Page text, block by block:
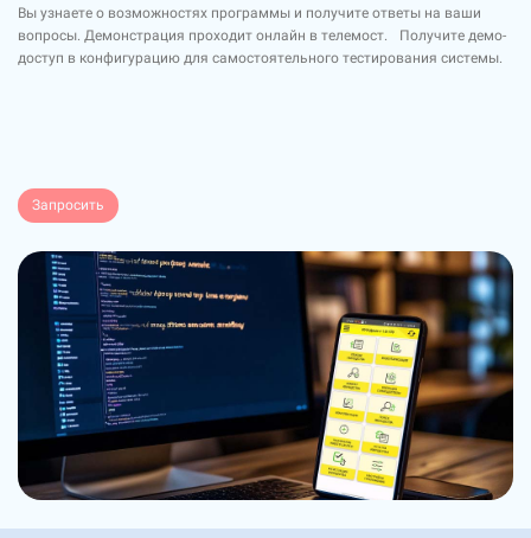
Вы узнаете о возможностях программы и получите ответы на ваши
вопросы. Демонстрация проходит онлайн в телемост. Получите демо-
доступ в конфигурацию для самостоятельного тестирования системы.
Запросить